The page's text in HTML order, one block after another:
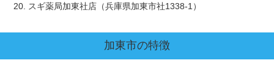
20. スギ薬局加東社店（兵庫県加東市社1338-1）
加東市の特徴